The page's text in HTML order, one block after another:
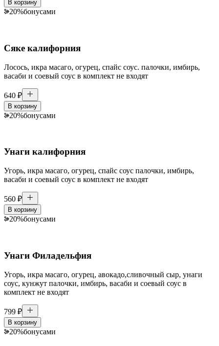
В корзину
20%бонусами
Сяке калифорния
Лосось, икра масаго, огурец, спайс соус. палочки, имбирь,
васаби и соевый соус в комплект не входят
640 ₽
В корзину
20%бонусами
Унаги калифорния
Угорь, икра масаго, огурец, спайс соус палочки, имбирь,
васаби и соевый соус в комплект не входят
560 ₽
В корзину
20%бонусами
Унаги Филадельфия
Угорь, икра масаго, огурец, авокадо,сливочный сыр, унаги
соус, кунжут палочки, имбирь, васаби и соевый соус в
комплект не входят
799 ₽
В корзину
20%бонусами